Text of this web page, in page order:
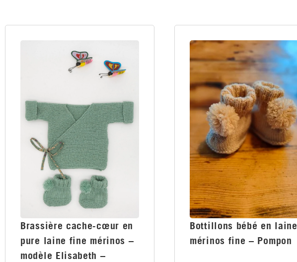
Brassière cache-cœur en
pure laine fine mérinos –
modèle Elisabeth –
Bottillons bébé en laine
mérinos fine – Pompon